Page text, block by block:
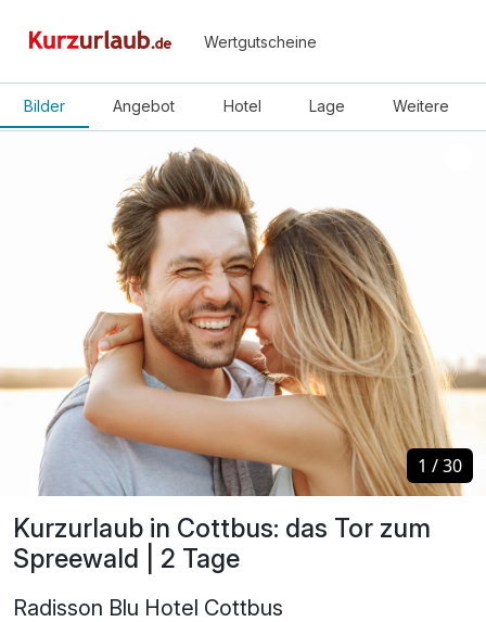
Wertgutscheine
Bilder Angebot Hotel Lage Weitere
Kurzurlaub in Cottbus: das Tor zum
Spreewald | 2 Tage
Radisson Blu Hotel Cottbus
1 /30
1 /30